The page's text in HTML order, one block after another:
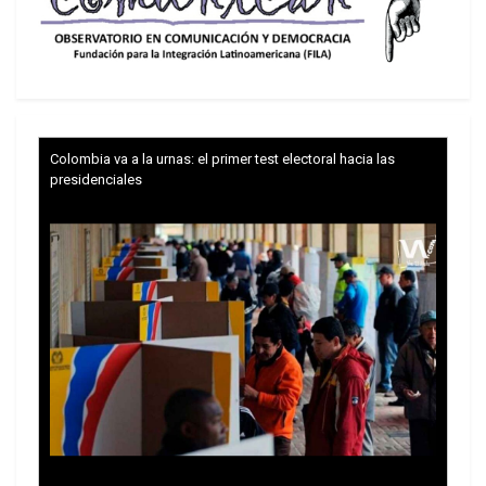
el Signature Bank.
El sitio web del Silicom Valley Bank habla por sí
Colombia va a la urnas: el primer test electoral hacia las
presidenciales